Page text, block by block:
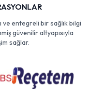
ve entegreli bir sağlık bilgi
güvenilir altyapısıyla
sağlar.